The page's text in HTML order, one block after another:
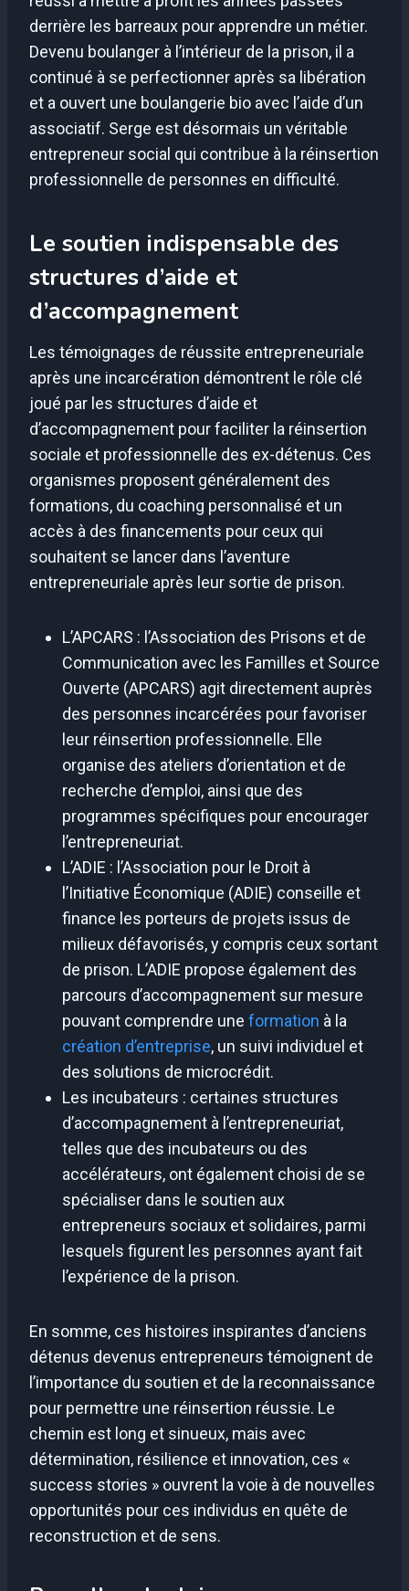
derrière les barreaux pour apprendre un métier.
Devenu boulanger à l’intérieur de la prison, il a
continué à se perfectionner après sa libération
et a ouvert une boulangerie bio avec l’aide d’un
associatif. Serge est désormais un véritable
entrepreneur social qui contribue à la réinsertion
professionnelle de personnes en difficulté.
Le soutien indispensable des
structures d’aide et
d’accompagnement
Les témoignages de réussite entrepreneuriale
après une incarcération démontrent le rôle clé
joué par les structures d’aide et
d’accompagnement pour faciliter la réinsertion
sociale et professionnelle des ex-détenus. Ces
organismes proposent généralement des
formations, du coaching personnalisé et un
accès à des financements pour ceux qui
souhaitent se lancer dans l’aventure
entrepreneuriale après leur sortie de prison.
L’APCARS : l’Association des Prisons et de
Communication avec les Familles et Source
Ouverte (APCARS) agit directement auprès
des personnes incarcérées pour favoriser
leur réinsertion professionnelle. Elle
organise des ateliers d’orientation et de
recherche d’emploi, ainsi que des
programmes spécifiques pour encourager
l’entrepreneuriat.
L’ADIE : l’Association pour le Droit à
l’Initiative Économique (ADIE) conseille et
finance les porteurs de projets issus de
milieux défavorisés, y compris ceux sortant
de prison. L’ADIE propose également des
parcours d’accompagnement sur mesure
pouvant comprendre une formation à la
création d’entreprise, un suivi individuel et
des solutions de microcrédit.
Les incubateurs : certaines structures
d’accompagnement à l’entrepreneuriat,
telles que des incubateurs ou des
accélérateurs, ont également choisi de se
spécialiser dans le soutien aux
entrepreneurs sociaux et solidaires, parmi
lesquels figurent les personnes ayant fait
l’expérience de la prison.
En somme, ces histoires inspirantes d’anciens
détenus devenus entrepreneurs témoignent de
l’importance du soutien et de la reconnaissance
pour permettre une réinsertion réussie. Le
chemin est long et sinueux, mais avec
détermination, résilience et innovation, ces «
success stories » ouvrent la voie à de nouvelles
opportunités pour ces individus en quête de
reconstruction et de sens.